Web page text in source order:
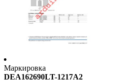
Маркировка
DEA162690LT-1217A2